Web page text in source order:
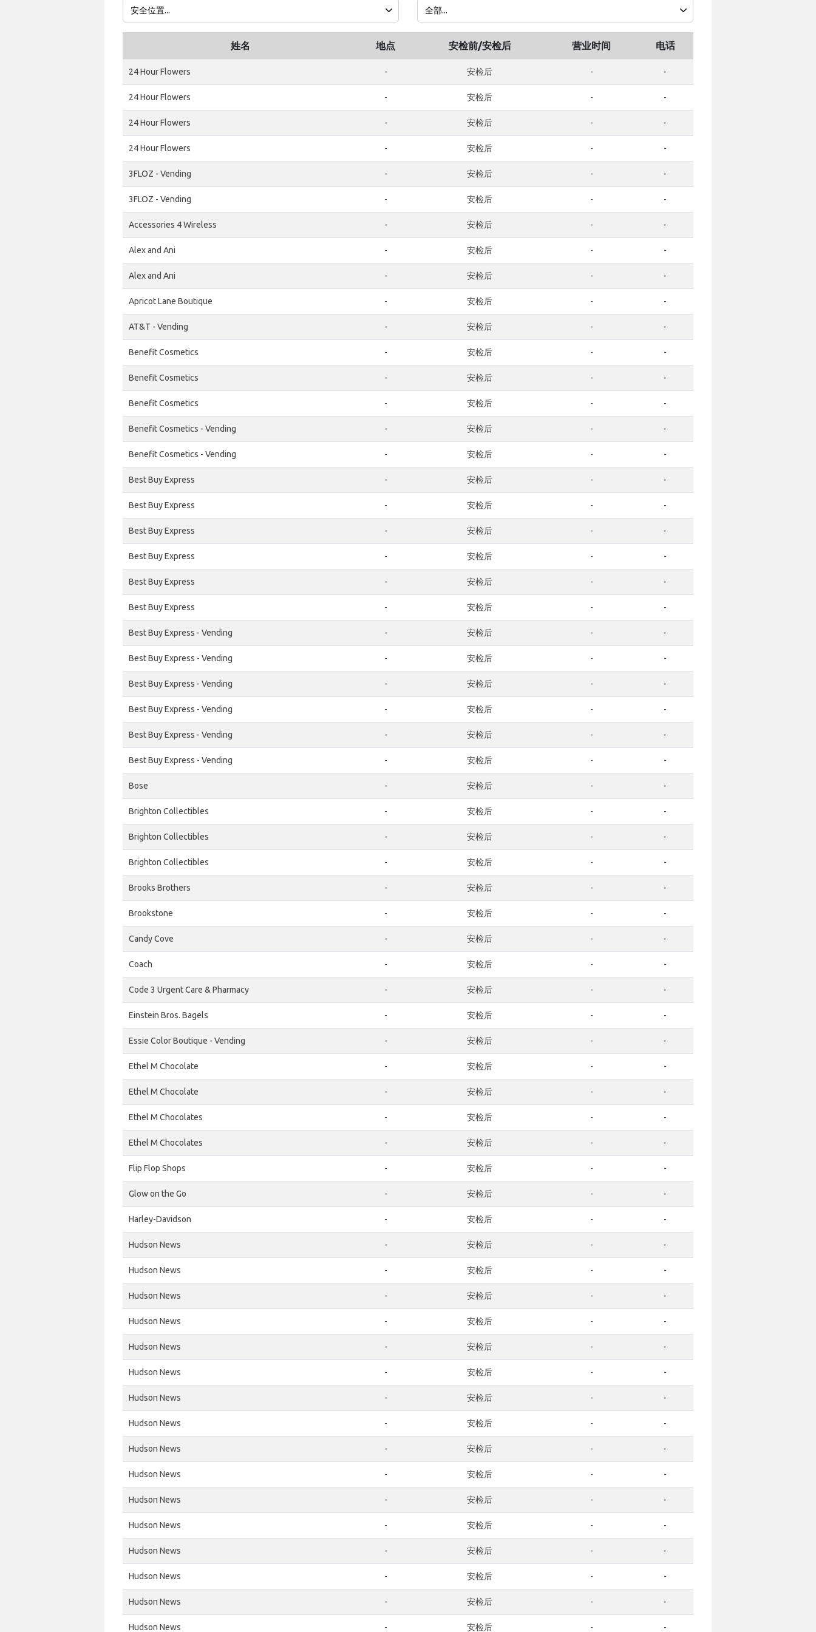
姓名 地点 安检前/安检后 营业时间 电话
24 Hour Flowers - 安检后 - -
24 Hour Flowers - 安检后 - -
24 Hour Flowers - 安检后 - -
24 Hour Flowers - 安检后 - -
3FLOZ - Vending - 安检后 - -
3FLOZ - Vending - 安检后 - -
Accessories 4 Wireless - 安检后 - -
Alex and Ani - 安检后 - -
Alex and Ani - 安检后 - -
Apricot Lane Boutique - 安检后 - -
AT&T - Vending - 安检后 - -
Benefit Cosmetics - 安检后 - -
Benefit Cosmetics - 安检后 - -
Benefit Cosmetics - 安检后 - -
Benefit Cosmetics - Vending - 安检后 - -
Benefit Cosmetics - Vending - 安检后 - -
Best Buy Express - 安检后 - -
Best Buy Express - 安检后 - -
Best Buy Express - 安检后 - -
Best Buy Express - 安检后 - -
Best Buy Express - 安检后 - -
Best Buy Express - 安检后 - -
Best Buy Express - Vending - 安检后 - -
Best Buy Express - Vending - 安检后 - -
Best Buy Express - Vending - 安检后 - -
Best Buy Express - Vending - 安检后 - -
Best Buy Express - Vending - 安检后 - -
Best Buy Express - Vending - 安检后 - -
Bose - 安检后 - -
Brighton Collectibles - 安检后 - -
Brighton Collectibles - 安检后 - -
Brighton Collectibles - 安检后 - -
Brooks Brothers - 安检后 - -
Brookstone - 安检后 - -
Candy Cove - 安检后 - -
Coach - 安检后 - -
Code 3 Urgent Care & Pharmacy - 安检后 - -
Einstein Bros. Bagels - 安检后 - -
Essie Color Boutique - Vending - 安检后 - -
Ethel M Chocolate - 安检后 - -
Ethel M Chocolate - 安检后 - -
Ethel M Chocolates - 安检后 - -
Ethel M Chocolates - 安检后 - -
Flip Flop Shops - 安检后 - -
Glow on the Go - 安检后 - -
Harley-Davidson - 安检后 - -
Hudson News - 安检后 - -
Hudson News - 安检后 - -
Hudson News - 安检后 - -
Hudson News - 安检后 - -
Hudson News - 安检后 - -
Hudson News - 安检后 - -
Hudson News - 安检后 - -
Hudson News - 安检后 - -
Hudson News - 安检后 - -
Hudson News - 安检后 - -
Hudson News - 安检后 - -
Hudson News - 安检后 - -
Hudson News - 安检后 - -
Hudson News - 安检后 - -
Hudson News - 安检后 - -
Hudson News - 安检后 - -